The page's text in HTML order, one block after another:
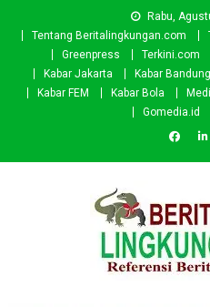
Rabu,
Tentang Beritalingkungan.com
Greenpress
Terkini.com
Kabar Jakarta
Kabar Bandung
Kabar FEM
Kabar Bola
Gomedia.id